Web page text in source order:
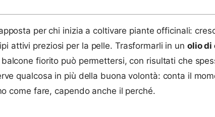
per chi inizia a coltivare piante officinali:
attivi preziosi per la pelle. Trasformarli in un olio di
fiorito può permettersi, con risultati che
qualcosa in più della buona volontà: conta il
come fare, capendo anche il perché.